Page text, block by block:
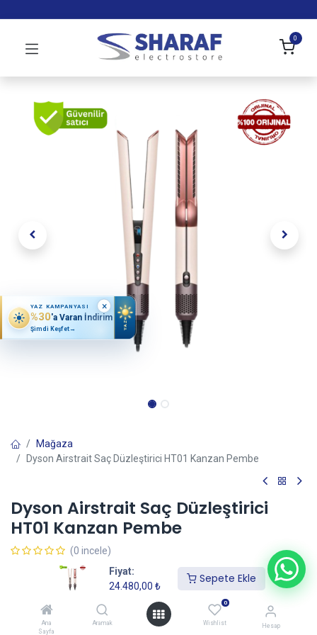
Fiyat:
24.480,00 ₺
Sepete Ekle
Ana
Sayfa
Aramak
0
Wishlist Hesap
0
Mağaza
Dyson Airstrait Saç Düzleştirici HT01 Kanzan Pembe
Dyson Airstrait Saç Düzleştirici
HT01 Kanzan Pembe
(0 incele)
24.480,00₺
Sepete Ekle
YAZ KAMPANYASI
%30'a Varan İndirim
Şimdi Keşfet→ YAZ
×